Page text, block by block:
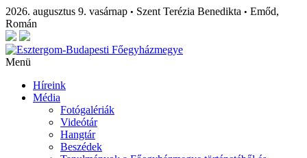
2026. augusztus 9. vasárnap • Szent Terézia Benedikta • Emőd,
Román
Menü
Híreink
Média
Fotógalériák
Videótár
Hangtár
Beszédek